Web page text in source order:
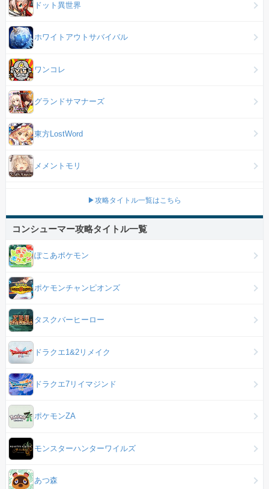
ドット異世界
ホワイトアウトサバイバル
ワンコレ
グランドサマナーズ
東方LostWord
メメントモリ
▶攻略タイトル一覧はこちら
コンシューマー攻略タイトル一覧
ぽこあポケモン
ポケモンチャンピオンズ
タスクバーヒーロー
ドラクエ1&2リメイク
ドラクエ7リイマジンド
ポケモンZA
モンスターハンターワイルズ
あつ森